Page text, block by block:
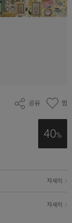
공유 찜
40%
자세히
자세히